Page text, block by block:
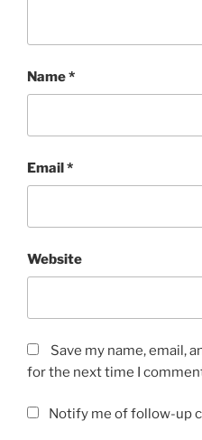
Name*
Email*
Website
Save my name, email,
for the next time I
Notify me of follow-up